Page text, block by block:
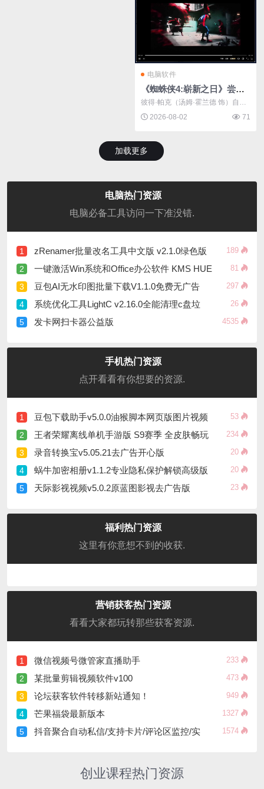
电脑软件
《蜘蛛侠4:崭新之日》尝鲜中英双字TC抢先版
彼得·帕克（汤姆·霍兰德 饰）自愿
让全...2026-08-02 71
加载更多
电脑热门资源
电脑必备工具访问一下准没错.
1 zRenamer批量改名工具中文版 v2.1.0绿色版 189
2 一键激活Win系统和Office办公软件 KMS HUE 81
3 豆包AI无水印图批量下载V1.1.0免费无广告 297
4 系统优化工具LightC v2.16.0全能清理c盘垃 26
5 发卡网扫卡器公益版 4535
手机热门资源
点开看看有你想要的资源.
1 豆包下载助手v5.0.0油猴脚本网页版图片视频 53
2 王者荣耀离线单机手游版 S9赛季 全皮肤畅玩 234
3 录音转换宝v5.05.21去广告开心版 20
4 蜗牛加密相册v1.1.2专业隐私保护解锁高级版 20
5 天际影视视频v5.0.2原蓝图影视去广告版 23
福利热门资源
这里有你意想不到的收获.
营销获客热门资源
看看大家都玩转那些获客资源.
1 微信视频号微管家直播助手 233
2 某批量剪辑视频软件v100 473
3 论坛获客软件转移新站通知！ 949
4 芒果福袋最新版本 1327
5 抖音聚合自动私信/支持卡片/评论区监控/实 1574
创业课程热门资源